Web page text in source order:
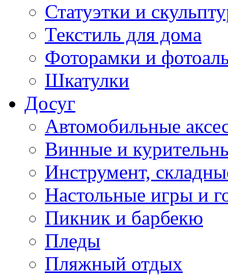
Статуэтки и
Текстиль для дома
Фоторамки и
Шкатулки
Досуг
Автомобильные
Винные и
Инструмент,
Настольные игры и
Пикник и барбекю
Пледы
Пляжный отдых